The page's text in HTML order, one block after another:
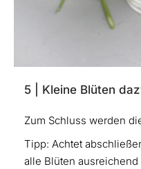
5 | Kleine Blüten
Zum Schluss werden
Tipp: Achtet
alle Blüten